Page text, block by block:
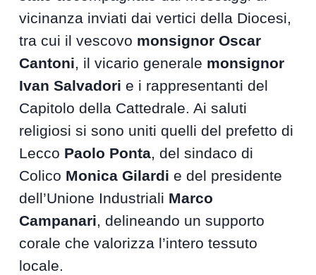
vicinanza inviati dai vertici della Diocesi,
tra cui il vescovo monsignor Oscar
Cantoni, il vicario generale monsignor
Ivan Salvadori e i rappresentanti del
Capitolo della Cattedrale. Ai saluti
religiosi si sono uniti quelli del prefetto di
Lecco Paolo Ponta, del sindaco di
Colico Monica Gilardi e del presidente
dell’Unione Industriali Marco
Campanari, delineando un supporto
corale che valorizza l’intero tessuto
locale.